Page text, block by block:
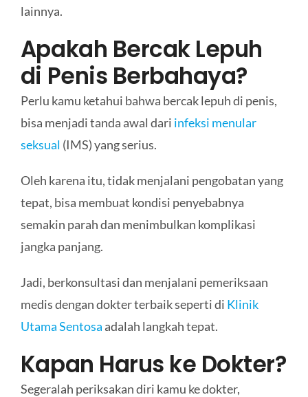
lainnya.
Apakah Bercak Lepuh
di Penis Berbahaya?
Perlu kamu ketahui bahwa bercak lepuh di penis,
bisa menjadi tanda awal dari infeksi menular
seksual (IMS) yang serius.
Oleh karena itu, tidak menjalani pengobatan yang
tepat, bisa membuat kondisi penyebabnya
semakin parah dan menimbulkan komplikasi
jangka panjang.
Jadi, berkonsultasi dan menjalani pemeriksaan
medis dengan dokter terbaik seperti di Klinik
Utama Sentosa adalah langkah tepat.
Kapan Harus ke Dokter?
Segeralah periksakan diri kamu ke dokter,